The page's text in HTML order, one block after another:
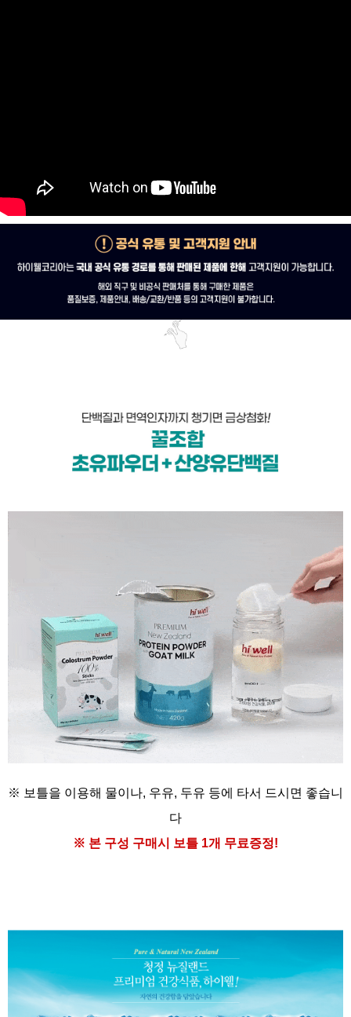
※ 보틀을 이용해 물이나, 우유, 두유 등에 타서 드시면 좋습니
다
※ 본 구성 구매시 보틀 1개 무료증정!